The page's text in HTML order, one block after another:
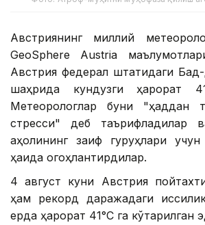
Австриянинг миллий
GeoSphere Austria
Австрия федерал штатидаги
шаҳрида кундузги ҳарорат
Метеорологлар буни "ҳаддан
стресси" деб таърифладилар
аҳолининг заиф гуруҳлари учун
ҳақида огоҳлантирдилар.
4 август куни Австрия
ҳам рекорд даражадаги
ерда ҳарорат 41°С га кўтарилган